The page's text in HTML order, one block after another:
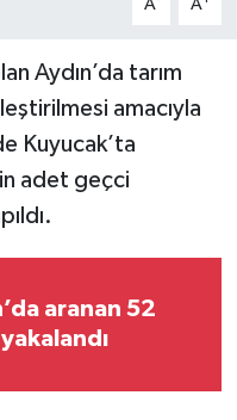
A A
Aydın’da tarım
amacıyla
Kuyucak’ta
adet geçci
aranan 52
yakalandı